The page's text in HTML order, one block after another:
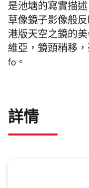
是池塘的寫實描
草像鏡子影像般
港版天空之鏡的
維亞，鏡頭稍移
fo。
詳情